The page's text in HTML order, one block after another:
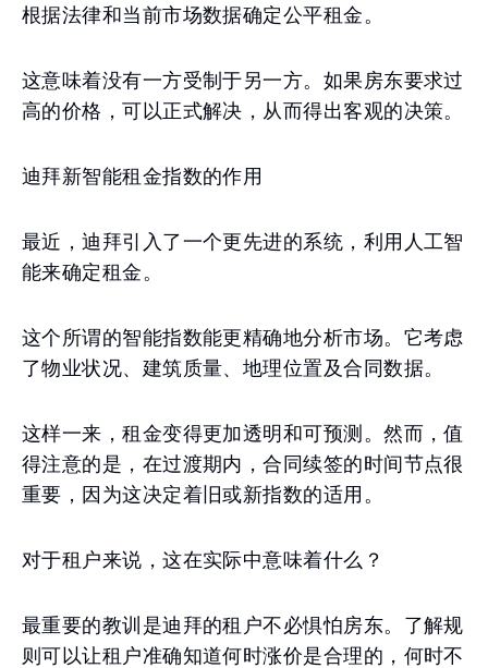
根据法律和当前市场数据确定公平租金。
这意味着没有一方受制于另一方。如果房东要求过
高的价格，可以正式解决，从而得出客观的决策。
迪拜新智能租金指数的作用
最近，迪拜引入了一个更先进的系统，利用人工智
能来确定租金。
这个所谓的智能指数能更精确地分析市场。它考虑
了物业状况、建筑质量、地理位置及合同数据。
这样一来，租金变得更加透明和可预测。然而，值
得注意的是，在过渡期内，合同续签的时间节点很
重要，因为这决定着旧或新指数的适用。
对于租户来说，这在实际中意味着什么？
最重要的教训是迪拜的租户不必惧怕房东。了解规
则可以让租户准确知道何时涨价是合理的，何时不